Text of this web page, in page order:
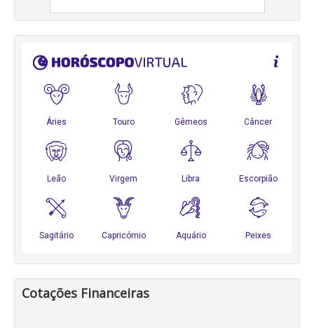
Cotações Financeiras